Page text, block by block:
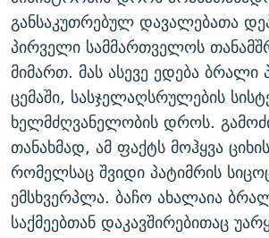
განსაკუთრებულ დავალებათა
პირველი სამმართველოს
მიმართ. მას ასევე ედება ბრალი
ცემაში, სასჯელაღსრულების
ხელმძღვანელობის დროს.
თანახმად, ამ ფაქტს მოჰყვა
რომელსაც შვიდი პატიმრის
ემსხვერპლა. ბაჩო ახალაია
საქმეებთან დაკავშირებითაც